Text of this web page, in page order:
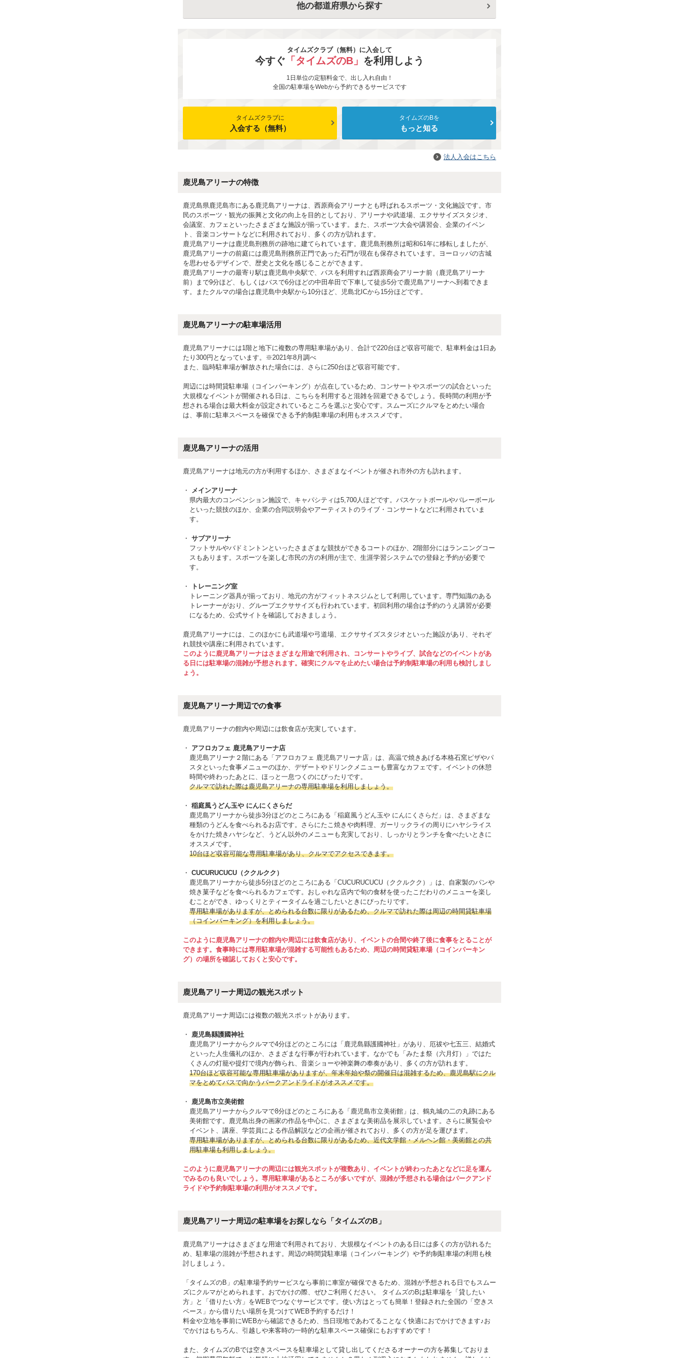
他の都道府県から探す
タイムズクラブ（無料）に入会して
今すぐ 「タイムズのB」 を利用しよう
1日単位の定額料金で、出し入れ自由！
全国の駐車場をWebから予約できるサービスです
タイムズクラブに
入会する（無料）
タイムズのBを
もっと知る
法人入会はこちら
鹿児島アリーナの特徴
鹿児島県鹿児島市にある鹿児島アリーナは、西原商会アリーナとも呼ばれるスポーツ・文化施設です。市
民のスポーツ・観光の振興と文化の向上を目的としており、アリーナや武道場、エクササイズスタジオ、
会議室、カフェといったさまざまな施設が揃っています。また、スポーツ大会や講習会、企業のイベン
ト、音楽コンサートなどに利用されており、多くの方が訪れます。
鹿児島アリーナは鹿児島刑務所の跡地に建てられています。鹿児島刑務所は昭和61年に移転しましたが、
鹿児島アリーナの前庭には鹿児島刑務所正門であった石門が現在も保存されています。ヨーロッパの古城
を思わせるデザインで、歴史と文化を感じることができます。
鹿児島アリーナの最寄り駅は鹿児島中央駅で、バスを利用すれば西原商会アリーナ前（鹿児島アリーナ
前）まで9分ほど、もしくはバスで6分ほどの中田牟田で下車して徒歩5分で鹿児島アリーナへ到着できま
す。またクルマの場合は鹿児島中央駅から10分ほど、児島北ICから15分ほどです。
鹿児島アリーナの駐車場活用
鹿児島アリーナには1階と地下に複数の専用駐車場があり、合計で220台ほど収容可能で、駐車料金は1日あ
たり300円となっています。※2021年8月調べ
また、臨時駐車場が解放された場合には、さらに250台ほど収容可能です。
周辺には時間貸駐車場（コインパーキング）が点在しているため、コンサートやスポーツの試合といった
大規模なイベントが開催される日は、こちらを利用すると混雑を回避できるでしょう。長時間の利用が予
想される場合は最大料金が設定されているところを選ぶと安心です。スムーズにクルマをとめたい場合
は、事前に駐車スペースを確保できる予約制駐車場の利用もオススメです。
鹿児島アリーナの活用
鹿児島アリーナは地元の方が利用するほか、さまざまなイベントが催され市外の方も訪れます。
メインアリーナ
県内最大のコンベンション施設で、キャパシティは5,700人ほどです。バスケットボールやバレーボール
といった競技のほか、企業の合同説明会やアーティストのライブ・コンサートなどに利用されていま
す。
サブアリーナ
フットサルやバドミントンといったさまざまな競技ができるコートのほか、2階部分にはランニングコー
スもあります。スポーツを楽しむ市民の方の利用が主で、生涯学習システムでの登録と予約が必要で
す。
トレーニング室
トレーニング器具が揃っており、地元の方がフィットネスジムとして利用しています。専門知識のある
トレーナーがおり、グループエクササイズも行われています。初回利用の場合は予約のうえ講習が必要
になるため、公式サイトを確認しておきましょう。
鹿児島アリーナには、このほかにも武道場や弓道場、エクササイズスタジオといった施設があり、それぞ
れ競技や講座に利用されています。
このように鹿児島アリーナはさまざまな用途で利用され、コンサートやライブ、試合などのイベントがあ
る日には駐車場の混雑が予想されます。確実にクルマを止めたい場合は予約制駐車場の利用も検討しまし
ょう。
鹿児島アリーナ周辺での食事
鹿児島アリーナの館内や周辺には飲食店が充実しています。
アフロカフェ 鹿児島アリーナ店
鹿児島アリーナ２階にある「アフロカフェ 鹿児島アリーナ店」は、高温で焼きあげる本格石窯ピザやパ
スタといった食事メニューのほか、デザートやドリンクメニューも豊富なカフェです。イベントの休憩
時間や終わったあとに、ほっと一息つくのにぴったりです。
クルマで訪れた際は鹿児島アリーナの専用駐車場を利用しましょう。
稲庭風うどん玉や にんにくさらだ
鹿児島アリーナから徒歩3分ほどのところにある「稲庭風うどん玉や にんにくさらだ」は、さまざまな
種類のうどんを食べられるお店です。さらにたこ焼きや肉料理、ガーリックライの周りにハヤシライス
をかけた焼きハヤシなど、うどん以外のメニューも充実しており、しっかりとランチを食べたいときに
オススメです。
10台ほど収容可能な専用駐車場があり、クルマでアクセスできます。
CUCURUCUCU（ククルクク）
鹿児島アリーナから徒歩5分ほどのところにある「CUCURUCUCU（ククルクク）」は、自家製のパンや
焼き菓子などを食べられるカフェです。おしゃれな店内で旬の食材を使ったこだわりのメニューを楽し
むことができ、ゆっくりとティータイムを過ごしたいときにぴったりです。
専用駐車場がありますが、とめられる台数に限りがあるため、クルマで訪れた際は周辺の時間貸駐車場
（コインパーキング）を利用しましょう。
このように鹿児島アリーナの館内や周辺には飲食店があり、イベントの合間や終了後に食事をとることが
できます。食事時には専用駐車場が混雑する可能性もあるため、周辺の時間貸駐車場（コインパーキン
グ）の場所を確認しておくと安心です。
鹿児島アリーナ周辺の観光スポット
鹿児島アリーナ周辺には複数の観光スポットがあります。
鹿児島縣護國神社
鹿児島アリーナからクルマで4分ほどのところには「鹿児島縣護國神社」があり、厄祓や七五三、結婚式
といった人生儀礼のほか、さまざまな行事が行われています。なかでも「みたま祭（六月灯）」ではた
くさんの灯籠や提灯で境内が飾られ、音楽ショーや神楽舞の奉奏があり、多くの方が訪れます。
170台ほど収容可能な専用駐車場がありますが、年末年始や祭の開催日は混雑するため、鹿児島駅にクル
マをとめてバスで向かうパークアンドライドがオススメです。
鹿児島市立美術館
鹿児島アリーナからクルマで8分ほどのところにある「鹿児島市立美術館」は、鶴丸城の二の丸跡にある
美術館です。鹿児島出身の画家の作品を中心に、さまざまな美術品を展示しています。さらに展覧会や
イベント、講座、学芸員による作品解説などの企画が催されており、多くの方が足を運びます。
専用駐車場がありますが、とめられる台数に限りがあるため、近代文学館・メルヘン館・美術館との共
用駐車場も利用しましょう。
このように鹿児島アリーナの周辺には観光スポットが複数あり、イベントが終わったあとなどに足を運ん
でみるのも良いでしょう。専用駐車場があるところが多いですが、混雑が予想される場合はパークアンド
ライドや予約制駐車場の利用がオススメです。
鹿児島アリーナ周辺の駐車場をお探しなら「タイムズのB」
鹿児島アリーナはさまざまな用途で利用されており、大規模なイベントのある日には多くの方が訪れるた
め、駐車場の混雑が予想されます。周辺の時間貸駐車場（コインパーキング）や予約制駐車場の利用も検
討しましょう。
「タイムズのB」の駐車場予約サービスなら事前に車室が確保できるため、混雑が予想される日でもスムー
ズにクルマがとめられます。おでかけの際、ぜひご利用ください。 タイムズのBは駐車場を「貸したい
方」と「借りたい方」をWEBでつなぐサービスです。使い方はとっても簡単！登録された全国の「空きス
ペース」から借りたい場所を見つけてWEB予約するだけ！
料金や立地を事前にWEBから確認できるため、当日現地であわてることなく快適におでかけできます♪お
でかけはもちろん、引越しや来客時の一時的な駐車スペース確保にもおすすめです！
また、タイムズのBでは空きスペースを駐車場として貸し出してくださるオーナーの方を募集しておりま